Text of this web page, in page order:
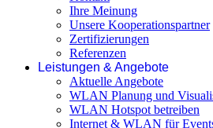
Ihre Meinung
Unsere Kooperationspartner
Zertifizierungen
Referenzen
Leistungen & Angebote
Aktuelle Angebote
WLAN Planung und
WLAN Hotspot betreiben
Internet & WLAN für